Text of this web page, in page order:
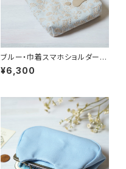
ブルー・巾着スマホショルダー・
猫耳【ラスト1点】
¥6,300